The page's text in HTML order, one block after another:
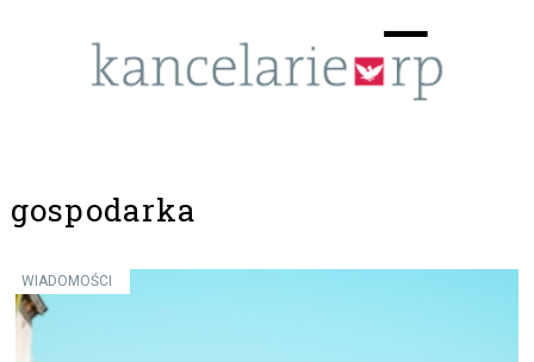
☰
gospodarka
WIADOMOŚCI